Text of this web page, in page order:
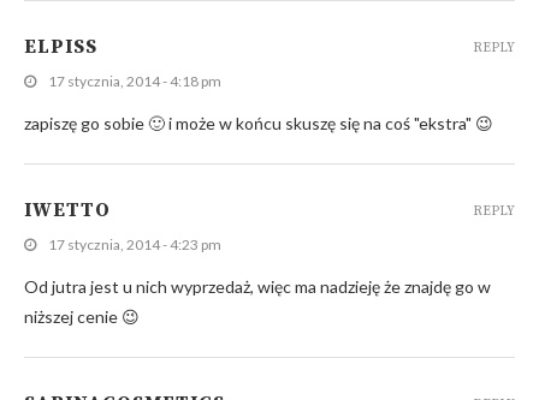
ELPISS
17 stycznia, 2014 - 4:18 pm
zapiszę go sobie 🙂 i może w końcu skuszę się na coś "ekstra" 😉
REPLY
IWETTO
17 stycznia, 2014 - 4:23 pm
Od jutra jest u nich wyprzedaż, więc ma nadzieję że znajdę go w
niższej cenie 😉
REPLY